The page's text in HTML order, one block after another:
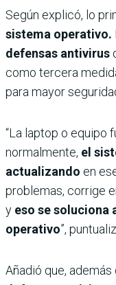
Según explicó, lo
sistema operativo.
defensas antivirus
como tercera
para mayor
“La laptop o equipo
normalmente, el
actualizando en
problemas, corrige
y eso se soluciona
operativo”,
Añadió que,